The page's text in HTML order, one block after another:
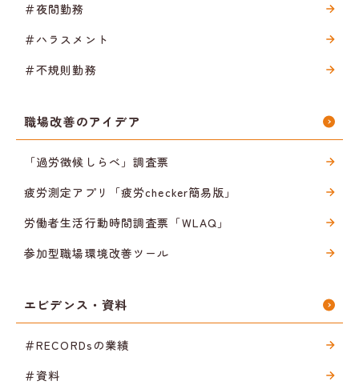
＃夜間勤務
＃ハラスメント
＃不規則勤務
職場改善のアイデア
「過労徴候しらべ」調査票
疲労測定アプリ「疲労checker簡易版」
労働者生活行動時間調査票「WLAQ」
参加型職場環境改善ツール
エビデンス・資料
＃RECORDsの業績
＃資料